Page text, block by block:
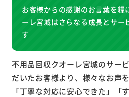
お客様からの感謝のお言葉を糧
ーレ宮城はさらなる成長とサー
す
不用品回収クオーレ宮城のサー
だいたお客様より、様々なお声
「丁寧な対応に安心できた」「